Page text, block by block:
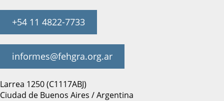
+54 11 4822-7733
informes@fehgra.org.ar
Larrea 1250 (C1117ABJ)
Ciudad de Buenos Aires / Argentina